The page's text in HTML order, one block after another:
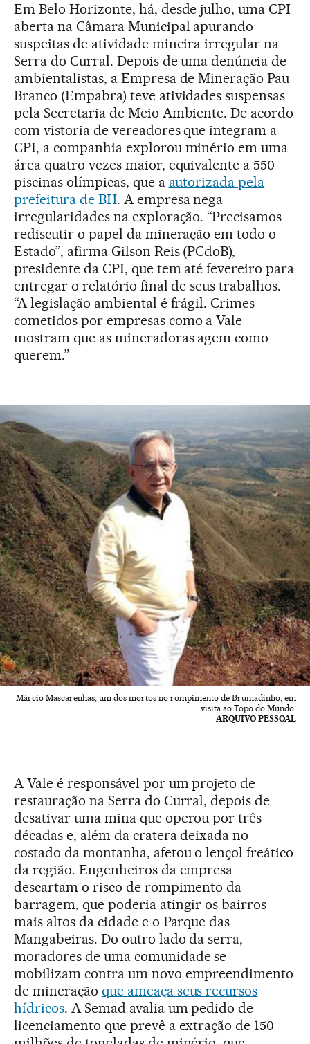
Em Belo Horizonte, há, desde julho, uma CPI
aberta na Câmara Municipal apurando
suspeitas de atividade mineira irregular na
Serra do Curral. Depois de uma denúncia de
ambientalistas, a Empresa de Mineração Pau
Branco (Empabra) teve atividades suspensas
pela Secretaria de Meio Ambiente. De acordo
com vistoria de vereadores que integram a
CPI, a companhia explorou minério em uma
área quatro vezes maior, equivalente a 550
piscinas olímpicas, que a autorizada pela
prefeitura de BH. A empresa nega
irregularidades na exploração. “Precisamos
rediscutir o papel da mineração em todo o
Estado”, afirma Gilson Reis (PCdoB),
presidente da CPI, que tem até fevereiro para
entregar o relatório final de seus trabalhos.
“A legislação ambiental é frágil. Crimes
cometidos por empresas como a Vale
mostram que as mineradoras agem como
querem.”
Márcio Mascarenhas, um dos mortos no rompimento de Brumadinho, em
visita ao Topo do Mundo.
ARQUIVO PESSOAL
A Vale é responsável por um projeto de
restauração na Serra do Curral, depois de
desativar uma mina que operou por três
décadas e, além da cratera deixada no
costado da montanha, afetou o lençol freático
da região. Engenheiros da empresa
descartam o risco de rompimento da
barragem, que poderia atingir os bairros
mais altos da cidade e o Parque das
Mangabeiras. Do outro lado da serra,
moradores de uma comunidade se
mobilizam contra um novo empreendimento
de mineração que ameaça seus recursos
hídricos. A Semad avalia um pedido de
licenciamento que prevê a extração de 150